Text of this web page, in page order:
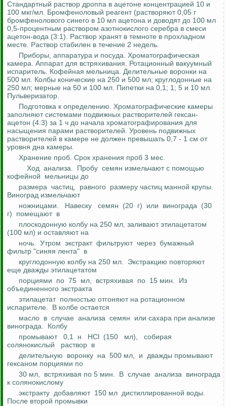
Стандартный раствор дроппа в ацетоне концентрацией 10 и
100 мкг/мл. Бромфеноловый реагент (растворяют 0,05 г
бромфенолового синего в 10 мл ацетона и доводят до 100 мл
0,5-процентным раствором азотнокислого серебра в смеси
ацетон-вода (3:1). Раствор хранят в темноте в прохладном
месте. Раствор стабилен в течение 2 недель.
Приборы, аппаратура и посуда. Хроматографическая
камера. Аппарат для встряхивания. Ротационный вакуумный
испаритель. Кофейная мельница. Делительные воронки на
500 мл. Колбы конические на 250 и 500 мл; круглодонные на
250 мл; мерные на 50 и 100 мл. Пипетки на 0,1; 1; 5 и 10 мл.
Пульверизатор.
Подготовка к определению. Хроматографические камеры
заполняют системами подвижных растворителей гексан-
ацетон (4:3) за 1 ч до начала хроматографирования для
насыщения парами растворителей. Уровень подвижных
растворителей в камере не должен превышать 0,7 - 1 см от
уровня дна камеры.
Хранение проб. Срок хранения проб 3 мес.
Ход анализа. Пробу семян измельчают с помощью
кофейной
мельницы до
размера частиц, равного размеру частиц манной крупы.
Виноград измельчают
ножницами.
Навеску семян (20 г) или винограда (30
г)
помещают в
плоскодонную колбу на 250 мл, заливают этилацетатом
(100 мл) и оставляют на
ночь. Утром экстракт фильтруют через бумажный
фильтр "синяя лента" в
круглодонную колбу на 250 мл.
Экстракцию повторяют
еще дважды этилацетатом
порциями
по 75 мл, встряхивая по 15 мин.
Из
объединенного экстракта
этилацетат полностью отгоняют на ротационном
испарителе.
В колбе остается
масло в случае анализа семян
или сахара при анализе
винограда.
Колбу
промывают
0,1 н HCl (150 мл),
собирая
солянокислый
раствор в
делительную
воронку на 500 мл, и дважды промывают
гексаном порциями по
30 мл,
встряхивая по 5 мин. В случае анализа винограда
к солянокислому
экстракту добавляют 150 мл дистиллированной воды.
После второй промывки